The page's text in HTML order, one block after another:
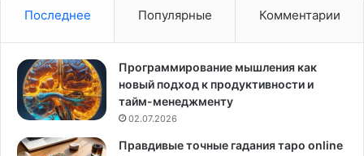
о
к
м
Последнее Популярные Комментарии
Программирование мышления как
новый подход к продуктивности и
тайм-менеджменту
02.07.2026
Правдивые точные гадания таро online